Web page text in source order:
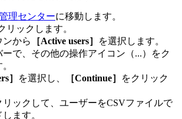
理センターに移動します。
リックします。
ンから
［Active users］
を選択します。
ーで、その他の操作アイコン（...）をク
］
を選択し、 ［Continue］
をクリック
リックして、ユーザーをCSVファイルで
ます。